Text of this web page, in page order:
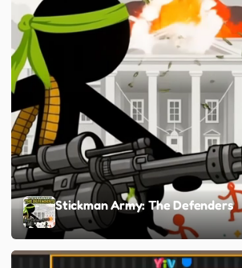
Stickman Army: The Defenders